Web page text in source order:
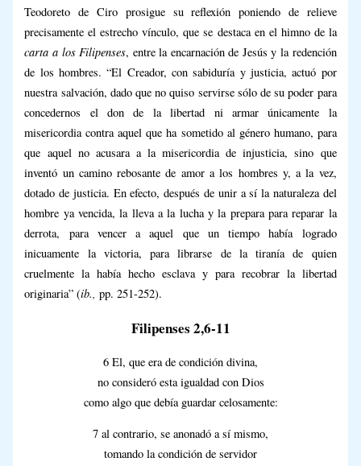
Teodoreto de Ciro prosigue su reflexión poniendo de relieve
precisamente el estrecho vínculo, que se destaca en el himno de la
carta a los Filipenses, entre la encarnación de Jesús y la redención
de los hombres. “El Creador, con sabiduría y justicia, actuó por
nuestra salvación, dado que no quiso servirse sólo de su poder para
concedernos el don de la libertad ni armar únicamente la
misericordia contra aquel que ha sometido al género humano, para
que aquel no acusara a la misericordia de injusticia, sino que
inventó un camino rebosante de amor a los hombres y, a la vez,
dotado de justicia. En efecto, después de unir a sí la naturaleza del
hombre ya vencida, la lleva a la lucha y la prepara para reparar la
derrota, para vencer a aquel que un tiempo había logrado
inicuamente la victoria, para librarse de la tiranía de quien
cruelmente la había hecho esclava y para recobrar la libertad
originaria” (ib., pp. 251-252).
Filipenses 2,6-11
6 El, que era de condición divina,
no consideró esta igualdad con Dios
como algo que debía guardar celosamente:
7 al contrario, se anonadó a sí mismo,
tomando la condición de servidor